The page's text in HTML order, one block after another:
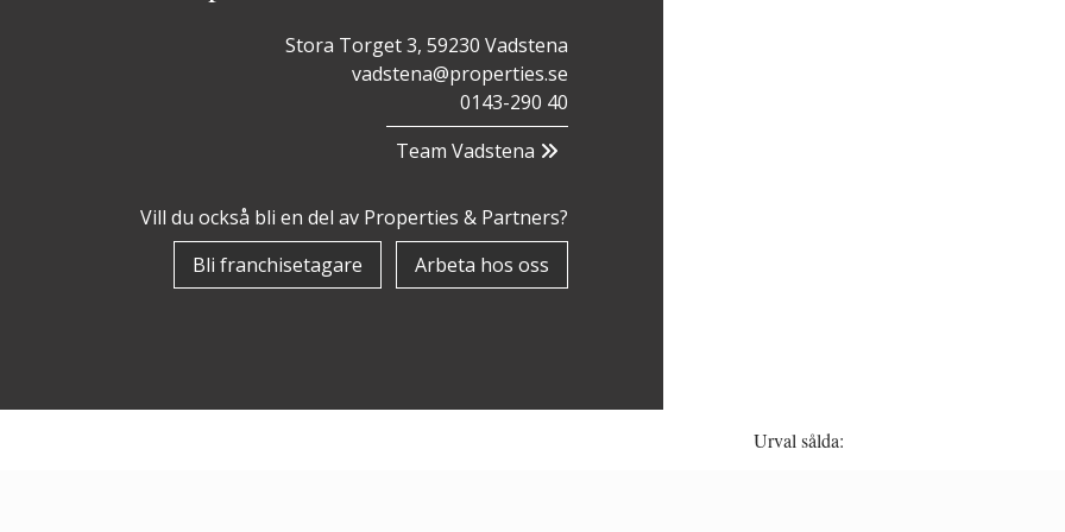
Stora Torget 3, 59230 Vadstena
vadstena@properties.se
0143-290 40
Team Vadstena
Vill du också bli en del av Properties & Partners?
Bli franchisetagare
Arbeta hos oss
Urval sålda: